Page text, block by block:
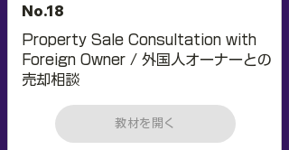
No.18
Property Sale Consultation with
Foreign Owner / 外国人オーナーとの
売却相談
教材を開く